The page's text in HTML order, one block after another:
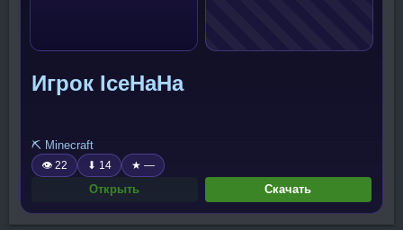
Игрок IceHaHa
⛏️ Minecraft
👁 22 ⬇ 14 ★ —
Открыть Скачать